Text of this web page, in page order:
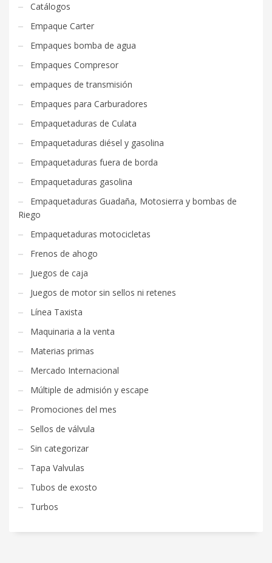
Catálogos
Empaque Carter
Empaques bomba de agua
Empaques Compresor
empaques de transmisión
Empaques para Carburadores
Empaquetaduras de Culata
Empaquetaduras diésel y gasolina
Empaquetaduras fuera de borda
Empaquetaduras gasolina
Empaquetaduras Guadaña, Motosierra y bombas de
Riego
Empaquetaduras motocicletas
Frenos de ahogo
Juegos de caja
Juegos de motor sin sellos ni retenes
Línea Taxista
Maquinaria a la venta
Materias primas
Mercado Internacional
Múltiple de admisión y escape
Promociones del mes
Sellos de válvula
Sin categorizar
Tapa Valvulas
Tubos de exosto
Turbos